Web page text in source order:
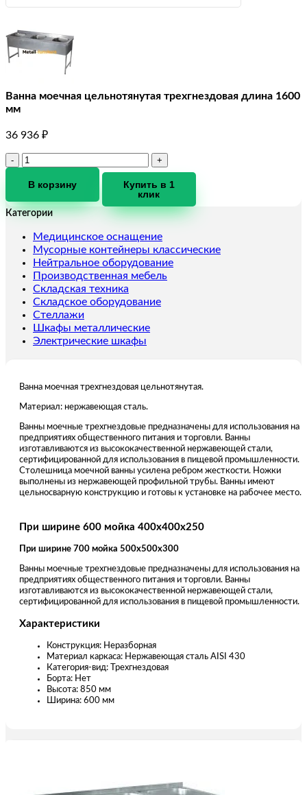
Ванна моечная цельнотянутая трехгнездовая длина 1600
мм
36 936 ₽
Количество
Ванна
цельнотянутая
длина
1600
мм
В корзину
Купить в 1
клик
Категории
Медицинское оснащение
Мусорные контейнеры классические
Нейтральное оборудование
Производственная мебель
Складская техника
Складское оборудование
Стеллажи
Шкафы металлические
Электрические шкафы
Ванна моечная трехгнездовая цельнотянутая.
Материал: нержавеющая сталь.
Ванны моечные трехгнездовые предназначены для использования на
предприятиях общественного питания и торговли. Ванны
изготавливаются из высококачественной нержавеющей стали,
сертифицированной для использования в пищевой промышленности.
Столешница моечной ванны усилена ребром жесткости. Ножки
выполнены из нержавеющей профильной трубы. Ванны имеют
цельносварную конструкцию и готовы к установке на рабочее место.
При ширине 600 мойка 400х400х250
При ширине 700 мойка 500х500х300
Ванны моечные трехгнездовые предназначены для использования на
предприятиях общественного питания и торговли. Ванны
изготавливаются из высококачественной нержавеющей стали,
сертифицированной для использования в пищевой промышленности.
Характеристики
Конструкция: Неразборная
Материал каркаса: Нержавеющая сталь AISI 430
Категория-вид: Трехгнездовая
Борта: Нет
Высота: 850 мм
Ширина: 600 мм